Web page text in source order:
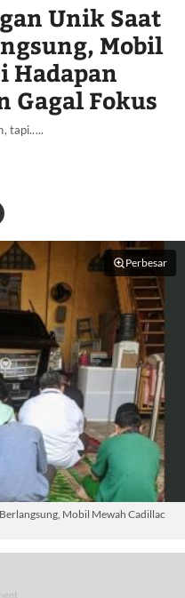
Unik Saat
Mobil
Hadapan
Gagal Fokus
tapi.....
Perbesar
Mobil Mewah Cadillac